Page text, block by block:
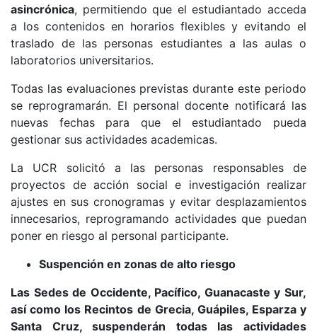
asincrónica, permitiendo que el estudiantado acceda
a los contenidos en horarios flexibles y evitando el
traslado de las personas estudiantes a las aulas o
laboratorios universitarios.
Todas las evaluaciones previstas durante este periodo
se reprogramarán. El personal docente notificará las
nuevas fechas para que el estudiantado pueda
gestionar sus actividades academicas.
La UCR solicitó a las personas responsables de
proyectos de acción social e investigación realizar
ajustes en sus cronogramas y evitar desplazamientos
innecesarios, reprogramando actividades que puedan
poner en riesgo al personal participante​.
Suspención en zonas de alto riesgo
Las Sedes de Occidente, Pacífico, Guanacaste y Sur,
así como los Recintos de Grecia, Guápiles, Esparza y
Santa Cruz, suspenderán todas las actividades